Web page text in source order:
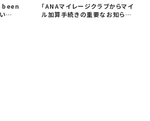
…
「ANAマイレージクラブからマイ
ル加算手続きの重要なお知ら